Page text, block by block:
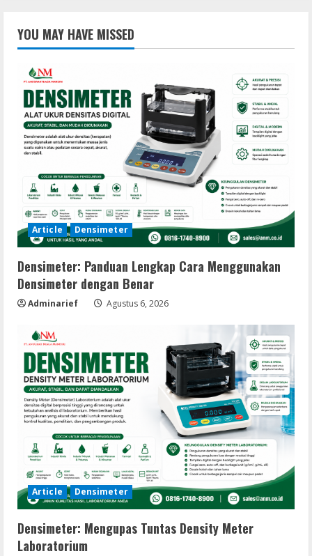
YOU MAY HAVE MISSED
Article Densimeter
Densimeter: Panduan Lengkap Cara Menggunakan
Densimeter dengan Benar
Adminarief Agustus 6, 2026
Article Densimeter
Densimeter: Mengupas Tuntas Density Meter
Laboratorium